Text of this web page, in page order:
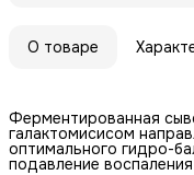
О товаре
Ферментированная
галактомисисом
оптимального гидро-
подавление